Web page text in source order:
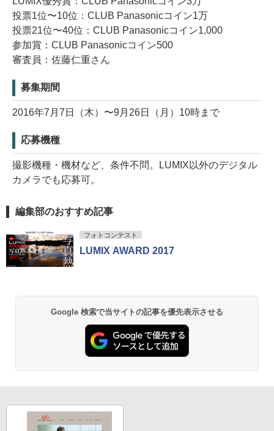
投票1位〜10位：CLUB Panasonicコイン1万
投票21位〜40位：CLUB Panasonicコイン1,000
参加賞：CLUB Panasonicコイン500
審査員：佐藤仁重さん
募集期間
2016年7月7日（木）〜9月26日（月）10時まで
応募機種
撮影機種・機材など、条件不問。LUMIX以外のデジタル
カメラでも応募可。
編集部のおすすめ記事
フォトコンテスト
LUMIX AWARD 2017
Google 検索で当サイトの記事を優先表示させる